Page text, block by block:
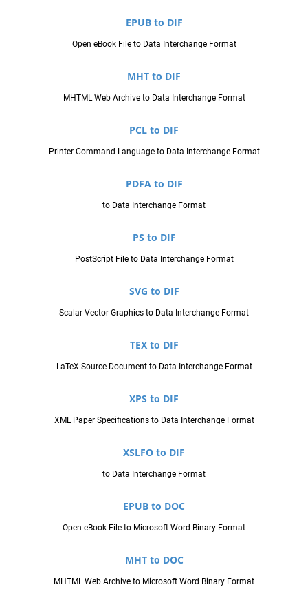
EPUB to DIF
Open eBook File to Data Interchange Format
MHT to DIF
MHTML Web Archive to Data Interchange Format
PCL to DIF
Printer Command Language to Data Interchange Format
PDFA to DIF
to Data Interchange Format
PS to DIF
PostScript File to Data Interchange Format
SVG to DIF
Scalar Vector Graphics to Data Interchange Format
TEX to DIF
LaTeX Source Document to Data Interchange Format
XPS to DIF
XML Paper Specifications to Data Interchange Format
XSLFO to DIF
to Data Interchange Format
EPUB to DOC
Open eBook File to Microsoft Word Binary Format
MHT to DOC
MHTML Web Archive to Microsoft Word Binary Format